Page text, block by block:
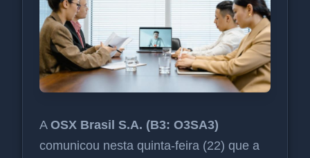
A OSX Brasil S.A. (B3: O3SA3)
comunicou nesta quinta-feira (22) que a